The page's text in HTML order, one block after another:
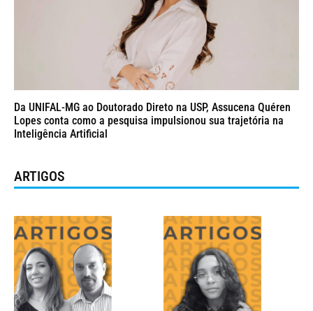
Da UNIFAL-MG ao Doutorado Direto na USP, Assucena Quéren
Lopes conta como a pesquisa impulsionou sua trajetória na
Inteligência Artificial
ARTIGOS